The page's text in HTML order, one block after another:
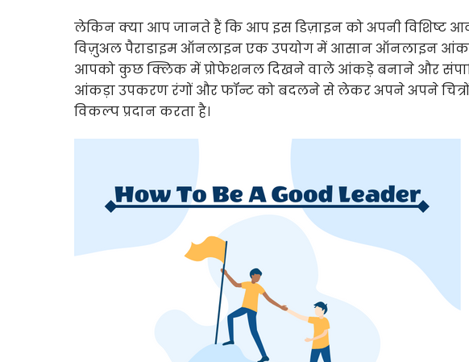
लेकिन क्या आप जानते हैं कि आप इस डिज़ाइन को अपनी
विज़ुअल पैराडाइम ऑनलाइन एक उपयोग में आसान ऑनलाइन
आपको कुछ क्लिक में प्रोफेशनल दिखने वाले आंकड़े बनाने और
आंकड़ा उपकरण रंगों और फॉन्ट को बदलने से लेकर अपने अपने
विकल्प प्रदान करता है।